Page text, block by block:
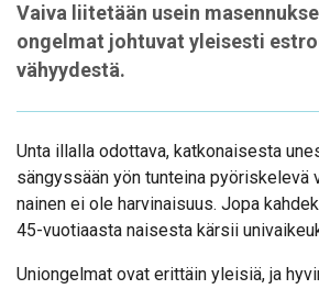
Vaiva liitetään usein
ongelmat johtuvat yleisesti
vähyydestä.
Unta illalla odottava, katkonaisesta
sängyssään yön tunteina pyöriskelevä
nainen ei ole harvinaisuus. Jopa
45-vuotiaasta naisesta kärsii
Uniongelmat ovat erittäin yleisiä, ja